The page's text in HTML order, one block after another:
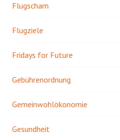
Flugscham
Flugziele
Fridays for Future
Gebührenordnung
Gemeinwohlökonomie
Gesundheit